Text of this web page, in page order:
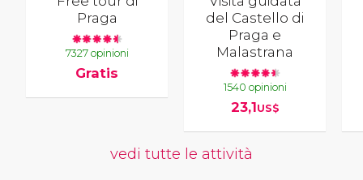
Praga
7327 opinioni
Gratis
del Castello di
Praga e
Malastrana
1540 opinioni
23,1US$
vedi tutte le attività